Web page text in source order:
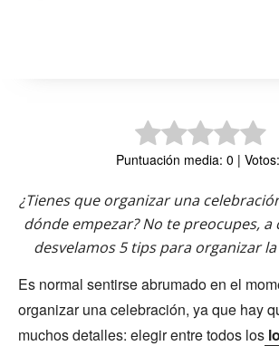
Puntuación media: 0 |
¿Tienes que organizar una
dónde empezar? No te preocupes,
desvelamos 5 tips para organizar
Es normal sentirse abrumado en el
organizar una celebración, ya que hay
muchos detalles: elegir entre todos los